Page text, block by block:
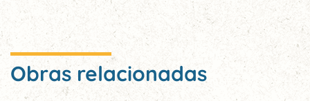
Obras relacionadas